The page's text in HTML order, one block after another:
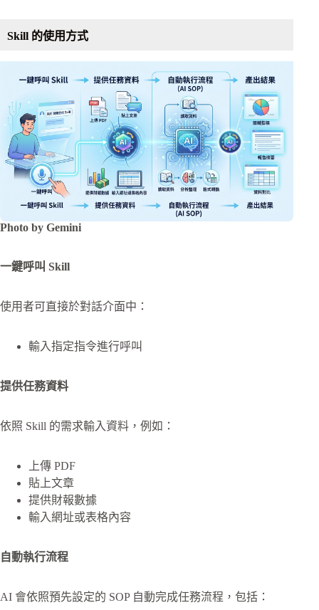
Skill 的使用方式
Photo by Gemini
一鍵呼叫 Skill
使用者可直接於對話介面中：
輸入指定指令進行呼叫
提供任務資料
依照 Skill 的需求輸入資料，例如：
上傳 PDF
貼上文章
提供財報數據
輸入網址或表格內容
自動執行流程
AI 會依照預先設定的 SOP 自動完成任務流程，包括：